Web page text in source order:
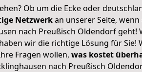
Ob um die Ecke oder
Netzwerkan unserer Seite, wenn
nach Preußisch Oldendorf geht!
wir die richtige Lösung für Sie!
Fragen wollen, was kostet
nach Preußisch